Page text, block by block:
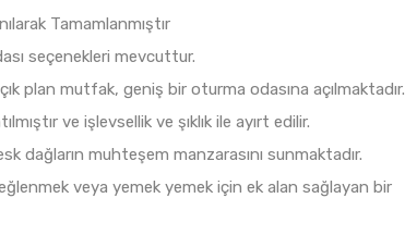
Tamamlanmıştır
seçenekleri mevcuttur.
plan mutfak, geniş bir oturma odasına açılmaktadır.
ve işlevsellik ve şıklık ile ayırt edilir.
dağların muhteşem manzarasını sunmaktadır.
veya yemek yemek için ek alan sağlayan bir